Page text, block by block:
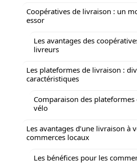
Coopératives de livraison : un
essor
Les avantages des
livreurs
Les plateformes de livraison :
caractéristiques
Comparaison des
vélo
Les avantages d’une livraison à
commerces locaux
Les bénéfices pour les